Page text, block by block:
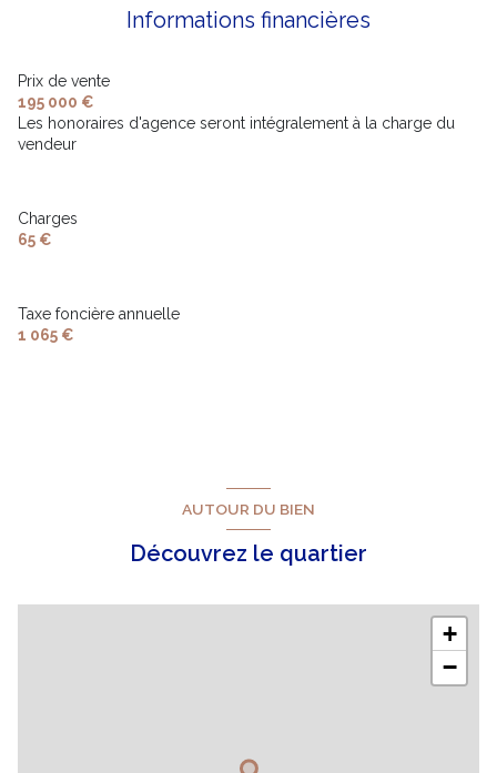
Informations financières
Prix de vente
195 000 €
Les honoraires d'agence seront intégralement à la charge du
vendeur
Charges
65 €
Taxe foncière annuelle
1 065 €
AUTOUR DU BIEN
Découvrez le quartier
+
−